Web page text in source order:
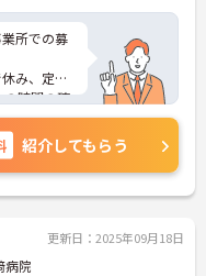
所での募
み、定時
時間の確
えします
紹介してもらう
更新日：2025年09月18日
病院